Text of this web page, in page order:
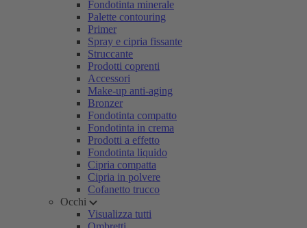
Fondotinta minerale
Palette contouring
Primer
Spray e cipria fissante
Struccante
Prodotti coprenti
Accessori
Make-up anti-aging
Bronzer
Fondotinta compatto
Fondotinta in crema
Prodotti a effetto
Fondotinta liquido
Cipria compatta
Cipria in polvere
Cofanetto trucco
Occhi
Visualizza tutti